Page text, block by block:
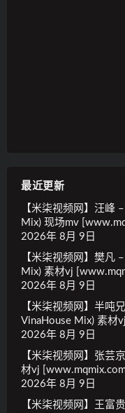
最近更新
【米柒视频网】汪峰
Mix) 现场mv
2026年 8月 9日
【米柒视频网】樊凡
Mix) 素材vj
2026年 8月 9日
【米柒视频网】半吨
VinaHouse Mix) 素材
2026年 8月 9日
【米柒视频网】张芸
材vj
2026年 8月 9日
【米柒视频网】王富